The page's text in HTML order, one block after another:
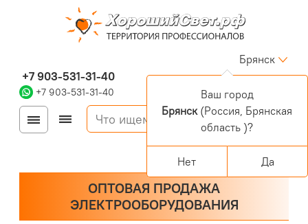
+7 903-531-31-40
+7 903-531-31-40
Брянск
Войти
Регистрация
Корзина
0 позиций
ОПТОВАЯ ПРОДАЖА
ЭЛЕКТРООБОРУДОВАНИЯ
Ваш город
Брянск(Россия, Брянская
область )?
Нет Да